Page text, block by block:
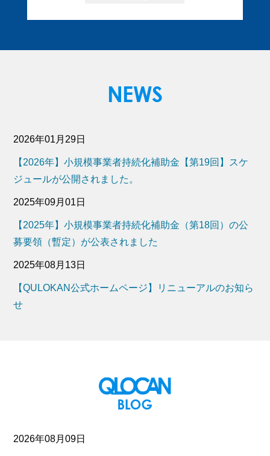
2026年01月29日
【2026年】小規模事業者持続化補助金【第19回】スケ
ジュールが公開されました。
2025年09月01日
【2025年】小規模事業者持続化補助金（第18回）の公
募要領（暫定）が公表されました
2025年08月13日
【QULOKAN公式ホームページ】リニューアルのお知ら
せ
2026年08月09日